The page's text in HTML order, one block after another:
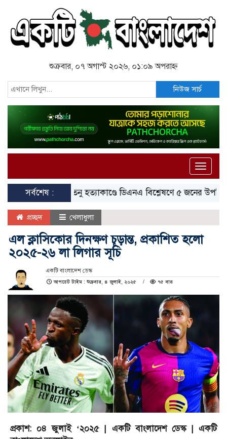
শুক্রবার, ০৭ অগাস্ট ২০২৬, ০১:০৯ অপরাহ্ন
নিউজ সার্চ
Toggle
সর্বশেষ :তনু হত্যাকাণ্ডে ডিএনএ বিশ্লেষণে ৫ জনের উপস্থিতির
প্রচ্ছদ খেলাধুলা
এল ক্লাসিকোর দিনক্ষণ চূড়ান্ত, প্রকাশিত হলো
২০২৫-২৬ লা লিগার সূচি
একটি বাংলাদেশ ডেস্ক
আপডেট টাইম : শুক্রবার, ৪ জুলাই, ২০২৫
৭৫ বার
প্রকাশ: ০৪ জুলাই ‘২০২৫ | একটি বাংলাদেশ ডেস্ক | একটি